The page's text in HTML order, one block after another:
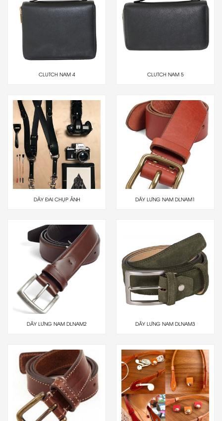
CLUTCH NAM 4 CLUTCH NAM 5
DÂY ĐAI CHỤP ẢNH DÂY LƯNG NAM DLNAM1
DÂY LƯNG NAM DLNAM2 DÂY LƯNG NAM DLNAM3